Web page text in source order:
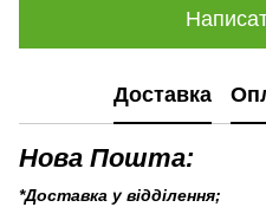
Доставка
Нова Пошта:
*Доставка у відділення;